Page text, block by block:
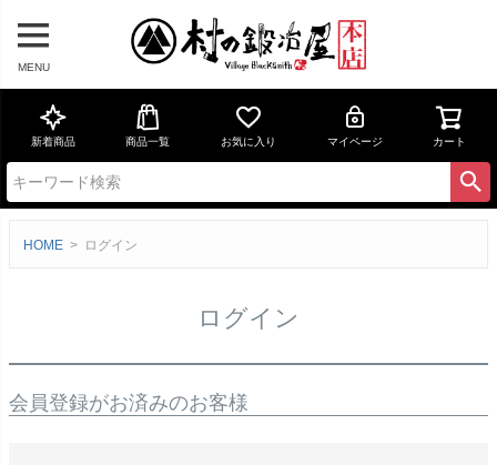
MENU
新着商品 商品一覧 お気に入り マイページ カート
HOME ログイン
ログイン
会員登録がお済みのお客様